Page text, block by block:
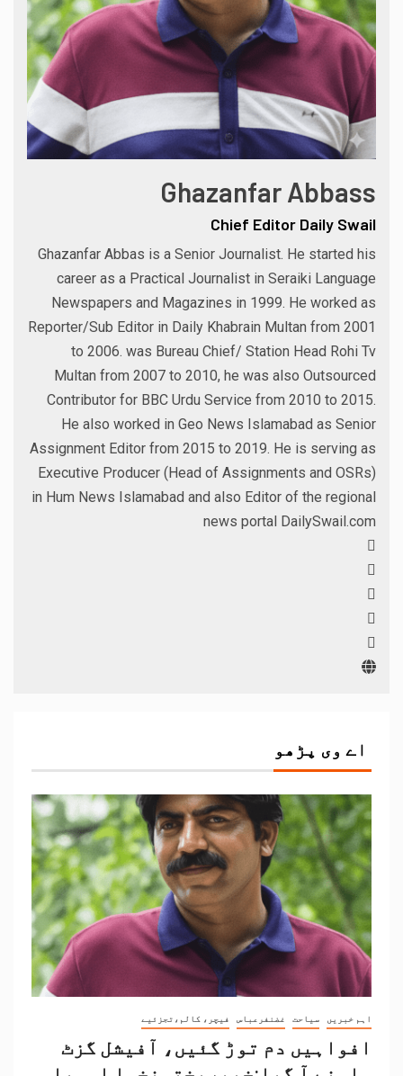
Ghazanfar Abbass
Chief Editor Daily Swail
Ghazanfar Abbas is a Senior Journalist. He started his
career as a Practical Journalist in Seraiki Language
Newspapers and Magazines in 1999. He worked as
Reporter/Sub Editor in Daily Khabrain Multan from 2001
to 2006. was Bureau Chief/ Station Head Rohi Tv
Multan from 2007 to 2010, he was also Outsourced
Contributor for BBC Urdu Service from 2010 to 2015.
He also worked in Geo News Islamabad as Senior
Assignment Editor from 2015 to 2019. He is serving as
Executive Producer (Head of Assignments and OSRs)
in Hum News Islamabad and also Editor of the regional
news portal DailySwail.com
اے وی پڑھو
اہم خبریں سیاحت غضنفرعباس فیچر، کالم،تجزئیے
افواہیں دم توڑ گئیں، آفیشل گزٹ